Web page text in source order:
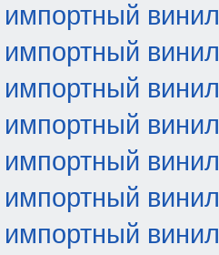
винил
винил
винил
винил
винил
винил
винил